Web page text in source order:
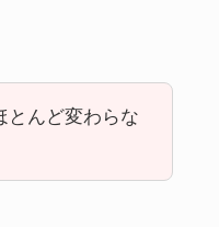
とんど変わらな